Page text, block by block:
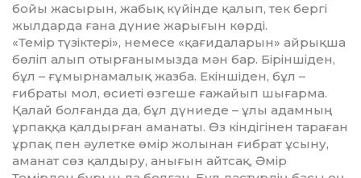
бойы жасырын, жабық күйінде қалып, тек бергі
жылдарда ғана дүние жарығын көрді.
«Темір түзіктері», немесе «қағи­да­ларын» айрықша
бөліп алып отыр­ғанымызда мән бар. Біріншіден,
бұл – ғұмырнамалық жазба. Екіншіден, бұл –
ғибраты мол, өсиеті өзгеше ға­жайып шығарма.
Қалай болғанда да, бұл дүниеде – ұлы адамның
ұрпаққа қалдырған аманаты. Өз кіндігінен тараған
ұрпақ пен әулетке өмір жолынан ғибрат ұсыну,
аманат сөз қал­дыру, анығын айтсақ, Әмір